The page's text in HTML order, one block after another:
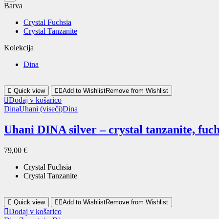
Barva
Crystal Fuchsia
Crystal Tanzanite
Kolekcija
Dina
Quick view Add to WishlistRemove from Wishlist
Dodaj v košarico
DinaUhani (viseči)Dina
Uhani DINA silver – crystal tanzanite,
79,00 €
Crystal Fuchsia
Crystal Tanzanite
Quick view Add to WishlistRemove from Wishlist
Dodaj v košarico